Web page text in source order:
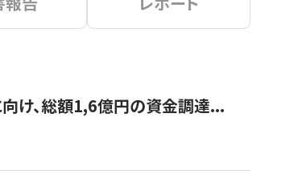
け、総額1,6億円の資金調達...